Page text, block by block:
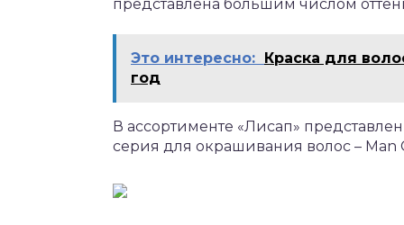
представлена большим числом
Это интересно: Краска для
год
В ассортименте «Лисап»
серия для окрашивания волос – Man